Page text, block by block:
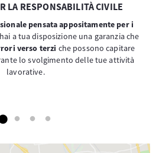
LA RESPONSABILITÀ CIVILE
pensata appositamente per i
a tua disposizione una garanzia che
verso terzi che possono capitare
lo svolgimento delle tue attività
lavorative.